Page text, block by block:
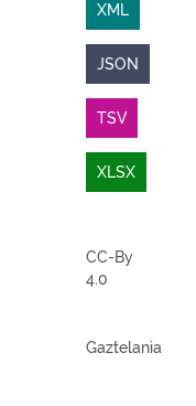
XML
JSON
TSV
XLSX
CC-By
4.0
Gaztelania